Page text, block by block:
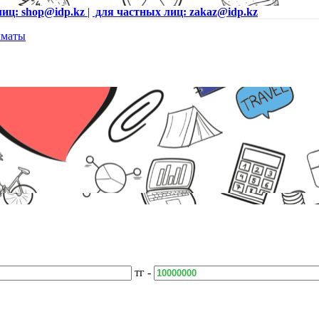
shop@idp.kz | для частных лиц: zakaz@idp.kz
тг -